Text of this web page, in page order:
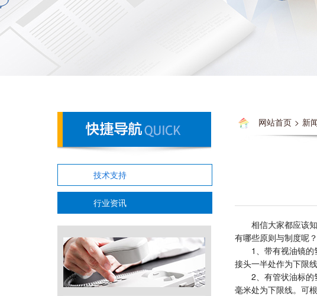
技术支持
行业资讯
网站首页 > 新
相信大家都应该知
有哪些原则与制度呢
1、带有视油镜的氢
接头一半处作为下限线
2、有管状油标的氢
毫米处为下限线。可